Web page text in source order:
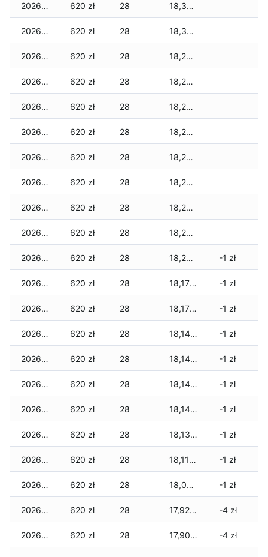
2026-06-03 620 zł 28 18,345 zł
2026-06-02 620 zł 28 18,315 zł
2026-06-01 620 zł 28 18,295 zł
2026-05-31 620 zł 28 18,295 zł
2026-05-30 620 zł 28 18,285 zł
2026-05-29 620 zł 28 18,285 zł
2026-05-28 620 zł 28 18,275 zł
2026-05-27 620 zł 28 18,275 zł
2026-05-26 620 zł 28 18,275 zł
2026-05-25 620 zł 28 18,275 zł
2026-05-24 620 zł 28 18,275 zł -1 zł
2026-05-23 620 zł 28 18,175 zł -1 zł
2026-05-22 620 zł 28 18,175 zł -1 zł
2026-05-21 620 zł 28 18,145 zł -1 zł
2026-05-20 620 zł 28 18,145 zł -1 zł
2026-05-19 620 zł 28 18,145 zł -1 zł
2026-05-18 620 zł 28 18,145 zł -1 zł
2026-05-17 620 zł 28 18,135 zł -1 zł
2026-05-16 620 zł 28 18,115 zł -1 zł
2026-05-15 620 zł 28 18,015 zł -1 zł
2026-05-14 620 zł 28 17,925 zł -4 zł
2026-05-13 620 zł 28 17,905 zł -4 zł